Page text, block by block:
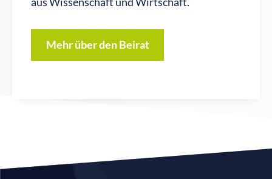
Mehr über den Beirat